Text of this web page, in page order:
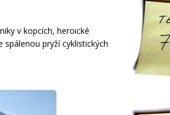
v kopcích, heroické
pryží cyklistických